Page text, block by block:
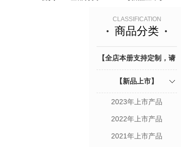
CLASSIFICATION
商品分类
【全店本册支持定制，请
联系客服】
【新品上市】
2023年上市产品
2022年上市产品
2021年上市产品